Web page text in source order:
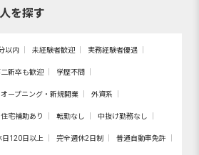
を探す
以内 未経験者歓迎 実務経験者優遇
新卒も歓迎 学歴不問
オープニング・新規開業 外資系
宅補助あり 転勤なし 中抜け勤務なし
日120日以上 完全週休2日制 普通自動車免許